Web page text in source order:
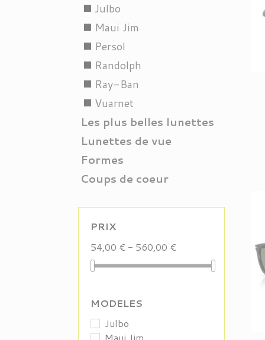
Julbo
stop
Maui Jim
stop
Persol
stop
Randolph
stop
Ray-Ban
stop
Vuarnet
stop
Les plus belles lunettes
Lunettes de vue
Formes
Coups de coeur
PRIX
54,00 € - 560,00 €
MODELES
Julbo